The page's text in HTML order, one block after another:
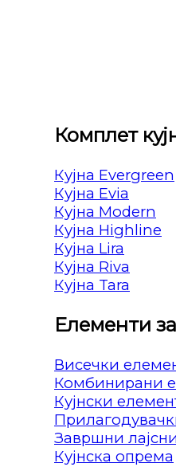
Комплет
Кујна Evergreen
Кујна Evia
Кујна Modern
Кујна Highline
Кујна Lira
Кујна Riva
Кујна Tara
Елементи
Висечки
Комбинирани
Кујнски
Завршни лајсни
Кујнска опрема